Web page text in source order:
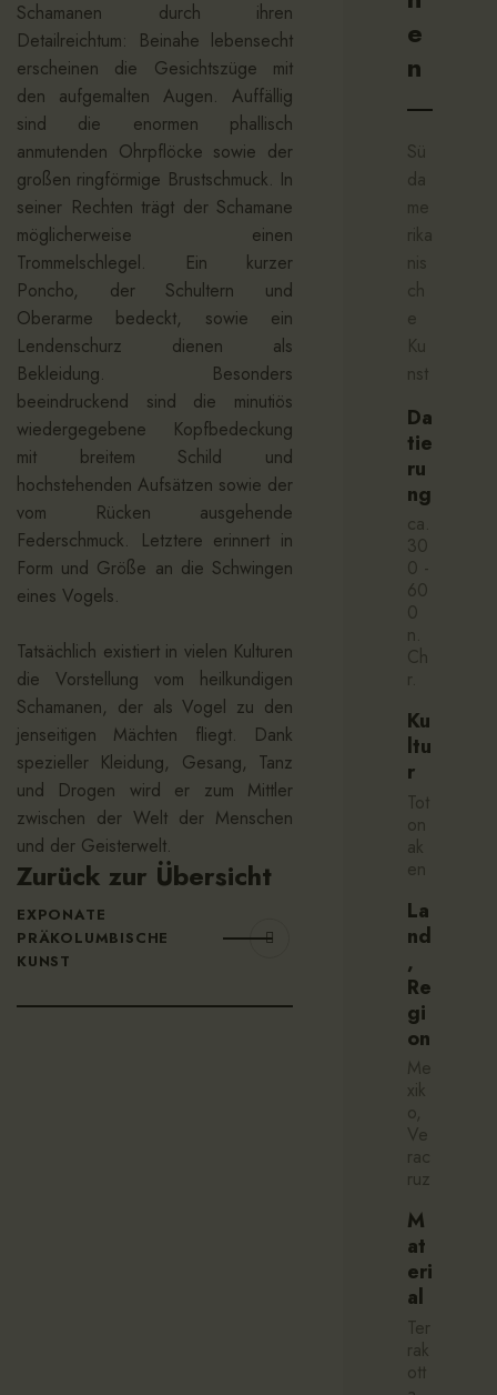
Schamanen durch ihren
Detailreichtum: Beinahe lebensecht
erscheinen die Gesichtszüge mit
den aufgemalten Augen. Auffällig
sind die enormen phallisch
anmutenden Ohrpflöcke sowie der
großen ringförmige Brustschmuck. In
seiner Rechten trägt der Schamane
möglicherweise einen
Trommelschlegel. Ein kurzer
Poncho, der Schultern und
Oberarme bedeckt, sowie ein
Lendenschurz dienen als
Bekleidung. Besonders
beeindruckend sind die minutiös
wiedergegebene Kopfbedeckung
mit breitem Schild und
hochstehenden Aufsätzen sowie der
vom Rücken ausgehende
Federschmuck. Letztere erinnert in
Form und Größe an die Schwingen
eines Vogels.
Tatsächlich existiert in vielen Kulturen
die Vorstellung vom heilkundigen
Schamanen, der als Vogel zu den
jenseitigen Mächten fliegt. Dank
spezieller Kleidung, Gesang, Tanz
und Drogen wird er zum Mittler
zwischen der Welt der Menschen
und der Geisterwelt.
Zurück zur Übersicht
EXPONATE
PRÄKOLUMBISCHE
KUNST
e
n
Sü
da
me
rika
nis
ch
e
Ku
nst
Da
tie
ru
ng
ca.
30
0 -
60
0
n.
Ch
r.
Ku
ltu
r
Tot
on
ak
en
La
nd
,
Re
gi
on
Me
xik
o,
Ve
rac
ruz
M
at
eri
al
Ter
rak
ott